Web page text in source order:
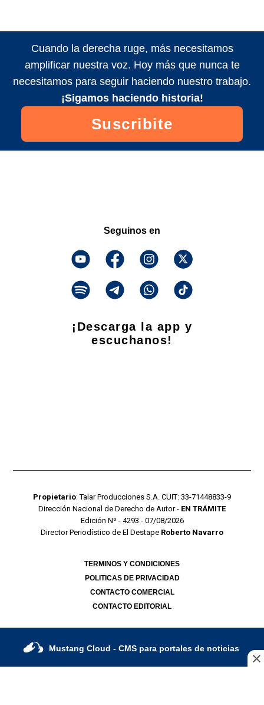
Cuando la derecha ruge, más necesitamos
amplificar nuestra voz. Hoy más que nunca te
necesitamos para seguir haciendo nuestro trabajo.
¡Sigamos haciendo historia!
Suscribite
Seguinos en
¡Descarga la app y
escuchanos!
Propietario: Talar Producciones S.A. CUIT: 33-71448833-9
Dirección Nacional de Derecho de Autor - EN TRÁMITE
Edición Nº - 4293 - 07/08/2026
Director Periodístico de El Destape Roberto Navarro
TERMINOS Y CONDICIONES
POLITICAS DE PRIVACIDAD
CONTACTO COMERCIAL
CONTACTO EDITORIAL
Mustang Cloud - CMS para portales de noticias